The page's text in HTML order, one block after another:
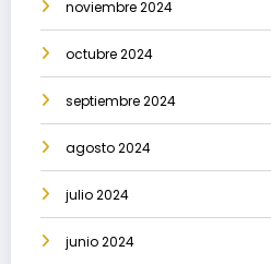
noviembre 2024
octubre 2024
septiembre 2024
agosto 2024
julio 2024
junio 2024